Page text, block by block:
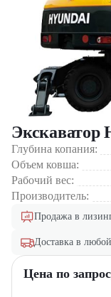
Экскаватор
Глубина копания:
Объем ковша:
Рабочий вес:
Производитель:
Продажа в
Доставка в
Цена по